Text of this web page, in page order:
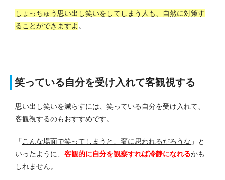
しょっちゅう思い出し笑いをしてしまう人も、自然に対策す
ることができますよ 。
笑っている自分を受け入れて客観視する
思い出し笑いを減らすには、笑っている自分を受け入れて、
客観視するのもおすすめです。
「 こんな場面で笑ってしまうと、変に思われるだろうな 」と
いったように、 客観的に自分を観察すれば冷静になれるかも
しれません。